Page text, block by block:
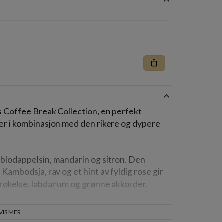
shopping_bag
Coffee Break Collection, en perfekt
i kombinasjon med den rikere og dypere
mandarin og sitron. Den
rav og et hint av fyldig rose gir
labdanum og grønne akkorder.
MER